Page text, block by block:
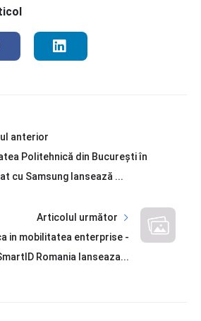
anterior
Politehnică din București în
cu Samsung lansează ...
Articolul următor
in mobilitatea enterprise -
Romania lanseaza...